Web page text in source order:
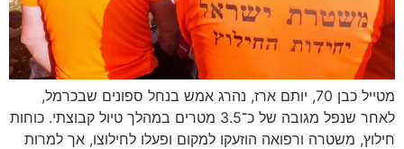
מטייל כבן 70, יותם ארז, נהרג אמש בנחל ספונים שבכרמל,
לאחר שנפל מגובה של כ־3.5 מטרים במהלך טיול קבוצתי. כוחות
חילוץ, משטרה ורפואה הוזעקו למקום ופעלו לחילוצו, אך למרות